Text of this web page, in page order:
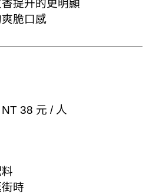
提升的更明顯
脆口感
38 元 / 人
時